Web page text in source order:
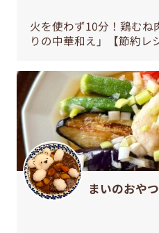
火を使わず10分！鶏むね
りの中華和え」【節約レ
まいのおや